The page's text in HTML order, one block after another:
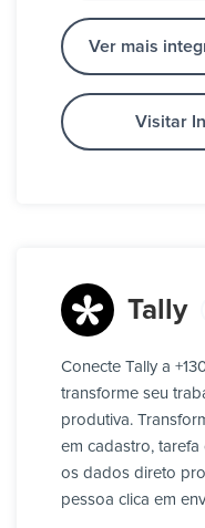
Ver mais
Visitar
Tally
Conecte Tally a
transforme seu
produtiva.
em cadastro,
os dados direto
pessoa clica em